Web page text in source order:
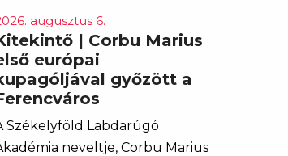
augusztus 6.
| Corbu Marius
európai
győzött a
Székelyföld Labdarúgó
neveltje, Corbu Marius